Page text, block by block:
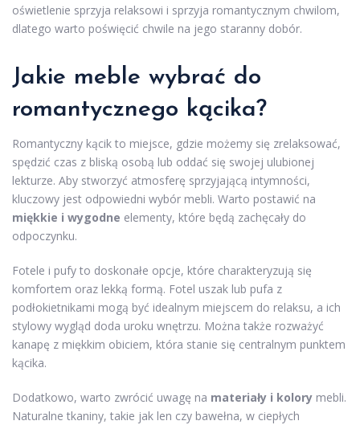
oświetlenie sprzyja relaksowi i sprzyja romantycznym chwilom,
dlatego warto poświęcić chwile na jego staranny dobór.
Jakie meble wybrać do
romantycznego kącika?
Romantyczny kącik to miejsce, gdzie możemy się zrelaksować,
spędzić czas z bliską osobą lub oddać się swojej ulubionej
lekturze. Aby stworzyć atmosferę sprzyjającą intymności,
kluczowy jest odpowiedni wybór mebli. Warto postawić na
miękkie i wygodne elementy, które będą zachęcały do
odpoczynku.
Fotele i pufy to doskonałe opcje, które charakteryzują się
komfortem oraz lekką formą. Fotel uszak lub pufa z
podłokietnikami mogą być idealnym miejscem do relaksu, a ich
stylowy wygląd doda uroku wnętrzu. Można także rozważyć
kanapę z miękkim obiciem, która stanie się centralnym punktem
kącika.
Dodatkowo, warto zwrócić uwagę na materiały i kolory mebli.
Naturalne tkaniny, takie jak len czy bawełna, w ciepłych